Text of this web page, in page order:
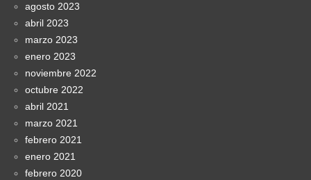
agosto 2023
abril 2023
marzo 2023
enero 2023
noviembre 2022
octubre 2022
abril 2021
marzo 2021
febrero 2021
enero 2021
febrero 2020